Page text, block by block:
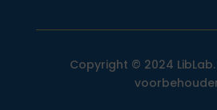
Copyright © 2024